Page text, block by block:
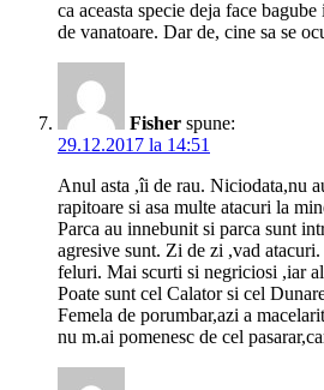
ca aceasta specie deja face
de vanatoare. Dar de, cine sa se
Fisher spune:
29.12.2017 la 14:51
Anul asta ,îi de rau. Niciodata,nu
rapitoare si asa multe atacuri la
Parca au innebunit si parca sunt
agresive sunt. Zi de zi ,vad
feluri. Mai scurti si negriciosi ,iar
Poate sunt cel Calator si cel
Femela de porumbar,azi a
nu m.ai pomenesc de cel